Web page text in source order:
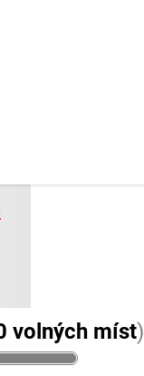
volných míst)